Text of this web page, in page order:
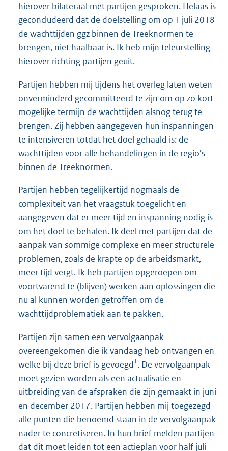
hierover bilateraal met partijen gesproken. Helaas is
geconcludeerd dat de doelstelling om op 1 juli 2018
de wachttijden ggz binnen de Treeknormen te
brengen, niet haalbaar is. Ik heb mijn teleurstelling
hierover richting partijen geuit.
Partijen hebben mij tijdens het overleg laten weten
onverminderd gecommitteerd te zijn om op zo kort
mogelijke termijn de wachttijden alsnog terug te
brengen. Zij hebben aangegeven hun inspanningen
te intensiveren totdat het doel gehaald is: de
wachttijden voor alle behandelingen in de regio’s
binnen de Treeknormen.
Partijen hebben tegelijkertijd nogmaals de
complexiteit van het vraagstuk toegelicht en
aangegeven dat er meer tijd en inspanning nodig is
om het doel te behalen. Ik deel met partijen dat de
aanpak van sommige complexe en meer structurele
problemen, zoals de krapte op de arbeidsmarkt,
meer tijd vergt. Ik heb partijen opgeroepen om
voortvarend te (blijven) werken aan oplossingen die
nu al kunnen worden getroffen om de
wachttijdproblematiek aan te pakken.
Partijen zijn samen een vervolgaanpak
overeengekomen die ik vandaag heb ontvangen en
welke bij deze brief is gevoegd1. De vervolgaanpak
moet gezien worden als een actualisatie en
uitbreiding van de afspraken die zijn gemaakt in juni
en december 2017. Partijen hebben mij toegezegd
alle punten die benoemd staan in de vervolgaanpak
nader te concretiseren. In hun brief melden partijen
dat dit moet leiden tot een actieplan voor half juli